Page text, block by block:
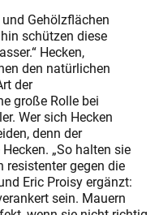
Gehölzflächen
schützen diese
Hecken,
den natürlichen
der
große Rolle bei
Wer sich Hecken
denn der
„So halten sie
resistenter gegen die
Eric Proisy ergänzt:
sein. Mauern